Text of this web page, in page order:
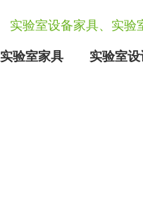
实验室设备家具、实
实验室家具 实验室设